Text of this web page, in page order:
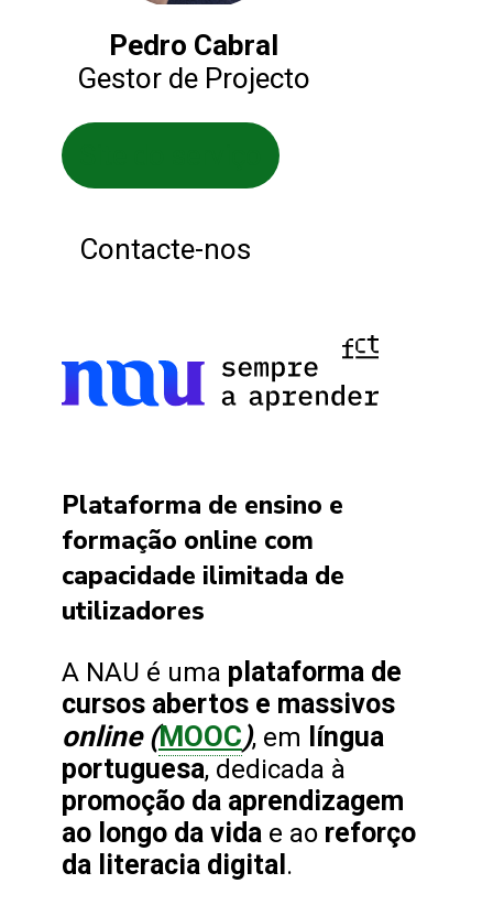
Pedro Cabral
Gestor de Projecto
Contacte-nos
Plataforma de ensino e
formação online com
capacidade ilimitada de
utilizadores
A NAU é uma plataforma de
cursos abertos e massivos
online (MOOC), em língua
portuguesa, dedicada à
promoção da aprendizagem
ao longo da vida e ao reforço
da literacia digital.